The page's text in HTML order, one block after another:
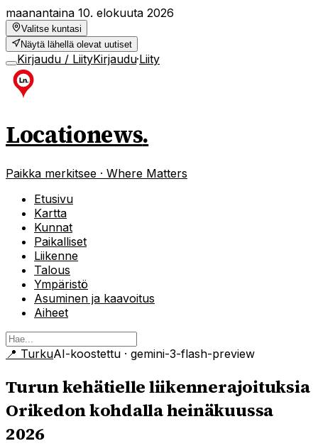
maanantaina 10. elokuuta 2026
Valitse kuntasi
Näytä lähellä olevat uutiset
Kirjaudu / LiityKirjaudu·Liity
Locationews.
Paikka merkitsee · Where Matters
Etusivu
Kartta
Kunnat
Paikalliset
Liikenne
Talous
Ympäristö
Asuminen ja kaavoitus
Aiheet
📍 TurkuAI-koostettu · gemini-3-flash-preview
Turun kehätielle liikennerajoituksia
Orikedon kohdalla heinäkuussa
2026